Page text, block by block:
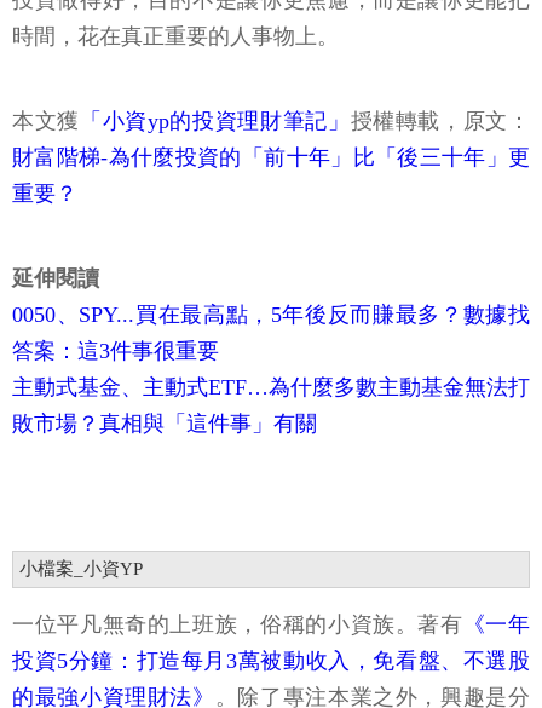
時間，花在真正重要的人事物上。
本文獲 「小資yp的投資理財筆記」 授權轉載，原文：
財富階梯-為什麼投資的「前十年」比「後三十年」更
重要？
延伸閱讀
0050、SPY...買在最高點，5年後反而賺最多？數據找
答案：這3件事很重要
主動式基金、主動式ETF…為什麼多數主動基金無法打
敗市場？真相與「這件事」有關
小檔案_小資YP
一位平凡無奇的上班族，俗稱的小資族。著有 《一年
投資5分鐘：打造每月3萬被動收入，免看盤、不選股
的最強小資理財法》
。除了專注本業之外，興趣是分